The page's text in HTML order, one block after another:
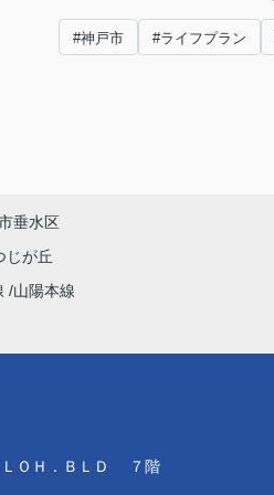
#神戸市 #ライフプラン
垂水区
じが丘
山陽本線
ＬＯＨ．ＢＬＤ ７階